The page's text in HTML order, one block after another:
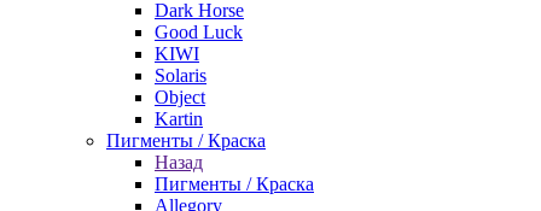
Dark Horse
Good Luck
KIWI
Solaris
Object
Kartin
Пигменты / Краска
Назад
Пигменты / Краска
Allegory